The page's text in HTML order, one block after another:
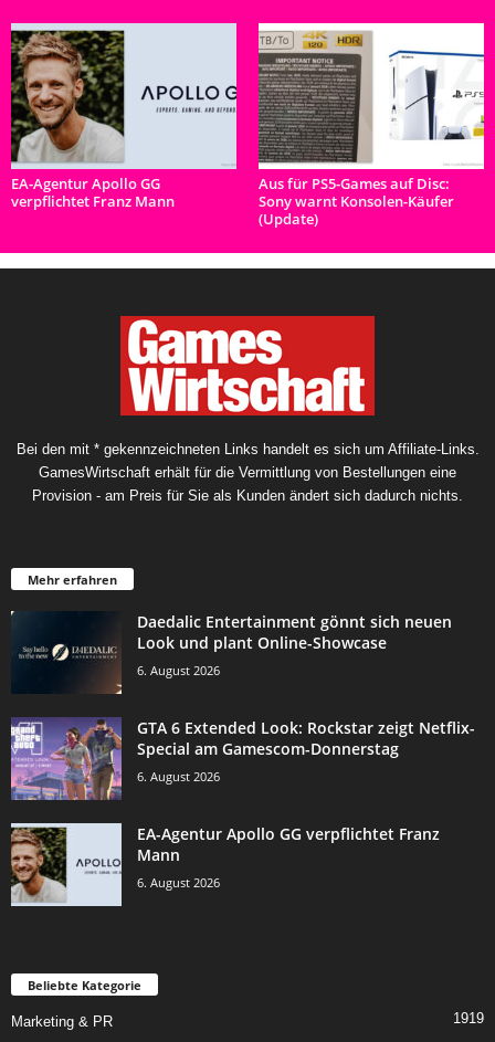
EA-Agentur Apollo GG
verpflichtet Franz Mann
Aus für PS5-Games auf Disc:
Sony warnt Konsolen-Käufer
(Update)
Bei den mit * gekennzeichneten Links handelt es sich um Affiliate-Links.
GamesWirtschaft erhält für die Vermittlung von Bestellungen eine
Provision - am Preis für Sie als Kunden ändert sich dadurch nichts.
Mehr erfahren
Daedalic Entertainment gönnt sich neuen
Look und plant Online-Showcase
6. August 2026
GTA 6 Extended Look: Rockstar zeigt Netflix-
Special am Gamescom-Donnerstag
6. August 2026
EA-Agentur Apollo GG verpflichtet Franz
Mann
6. August 2026
Beliebte Kategorie
Marketing & PR 1919